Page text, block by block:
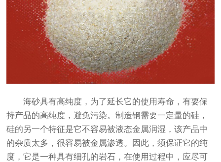
海砂具有高纯度，为了延长它的使用寿命，有要保
持产品的高纯度，避免污染。制造钢需要一定量的硅，
硅的另一个特征是它不容易被液态金属润湿，该产品中
的杂质太多，很容易被金属渗透。因此，须保证它的纯
度，它是一种具有细孔的岩石，在使用过程中，应尽可